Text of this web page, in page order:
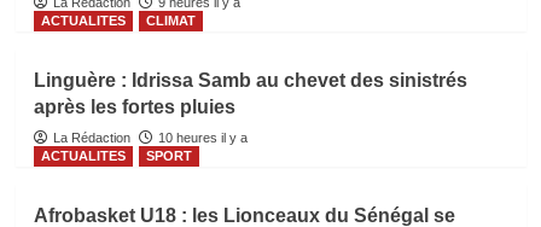
ACTUALITES
CLIMAT
Linguère : Idrissa Samb au chevet des sinistrés
après les fortes pluies
La Rédaction
10 heures il y a
ACTUALITES
SPORT
Afrobasket U18 : les Lionceaux du Sénégal se